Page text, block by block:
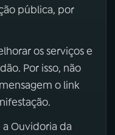
pública, por
os serviços e
Por isso, não
o link
Ouvidoria da